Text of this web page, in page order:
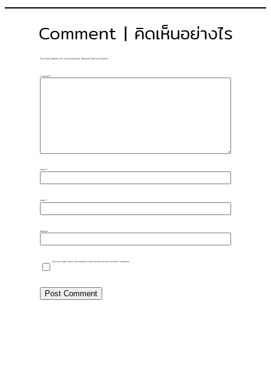
Comment | คิดเห็นอย่างไร
Your email address will not be published. Required fields are marked *
Comment *
Name *
Email *
Website
Save my name, email, and website in this browser for the next time I comment.